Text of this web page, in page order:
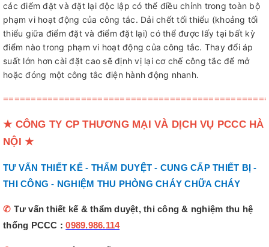
các điểm đặt và đặt lại độc lập có thể điều chỉnh trong toàn bộ
phạm vi hoạt động của công tắc. Dải chết tối thiểu (khoảng tối
thiểu giữa điểm đặt và điểm đặt lại) có thể được lấy tại bất kỳ
điểm nào trong phạm vi hoạt động của công tắc. Thay đổi áp
suất lớn hơn cài đặt cao sẽ định vị lại cơ chế công tắc để mở
hoặc đóng một công tắc điện hành động nhanh.
★ CÔNG TY CP THƯƠNG MẠI VÀ DỊCH VỤ PCCC HÀ
NỘI ★
TƯ VẤN THIẾT KẾ - THẨM DUYỆT - CUNG CẤP THIẾT BỊ -
THI CÔNG - NGHIỆM THU PHÒNG CHÁY CHỮA CHÁY
✆ Tư vấn thiết kế & thẩm duyệt, thi công & nghiệm thu hệ
thống PCCC :0989.986.114